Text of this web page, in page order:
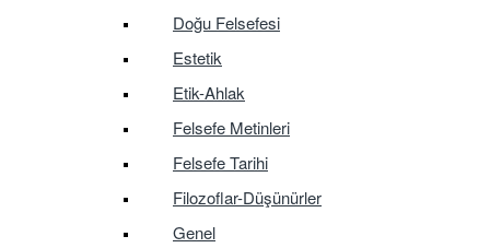
Doğu Felsefesi
Estetik
Etik-Ahlak
Felsefe Metinleri
Felsefe Tarihi
Filozoflar-Düşünürler
Genel